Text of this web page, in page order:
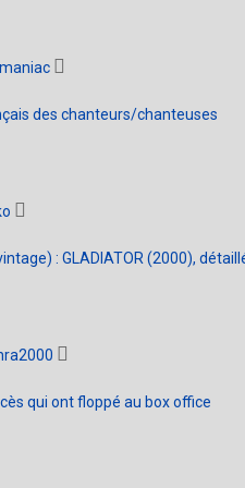
des chanteurs/chanteuses
: GLADIATOR (2000),
qui ont floppé au box office